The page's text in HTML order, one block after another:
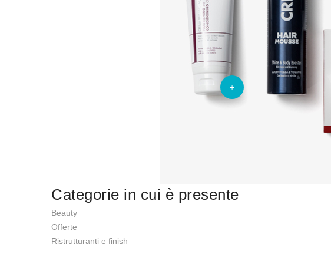
+
Categorie in cui è presente
Beauty
Offerte
Ristrutturanti e finish